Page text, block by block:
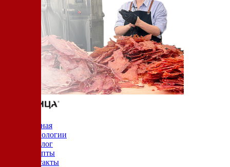
Главная
Технологии
Каталог
Рецепты
Контакты